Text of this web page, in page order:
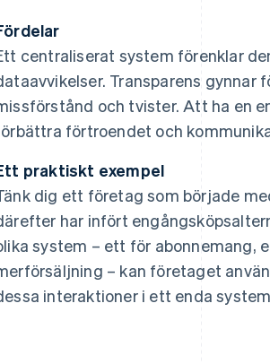
centraliserat system förenklar
Transparens
och tvister. Att ha en
förtroendet och
praktiskt exempel
dig ett företag som började
har infört
system – ett för
– kan företaget
interaktioner i ett enda